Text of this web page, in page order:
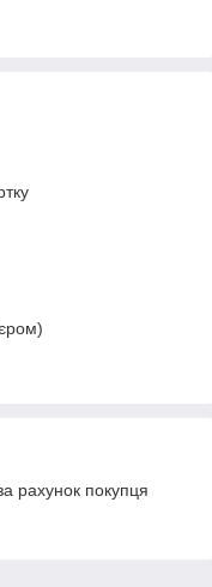
рахунок покупця